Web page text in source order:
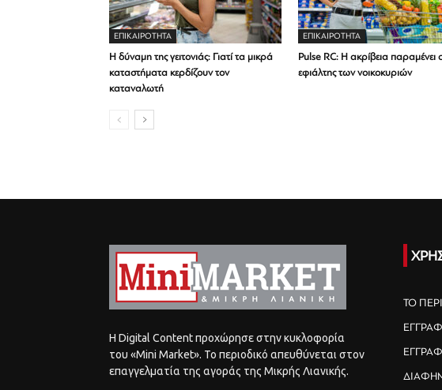
ΕΠΙΚΑΙΡΟΤΗΤΑ
Η δύναμη της γειτονιάς: Γιατί τα μικρά
καταστήματα κερδίζουν τον
καταναλωτή
ΕΠΙΚΑΙΡΟΤΗΤΑ
Pulse RC: Η ακρίβεια παραμένει
εφιάλτης των νοικοκυριών
Η Digital Content προχώρησε στην κυκλοφορία
του «Mini Market». Το περιοδικό απευθύνεται στον
επαγγελματία της αγοράς της Μικρής Λιανικής.
ΤΟ